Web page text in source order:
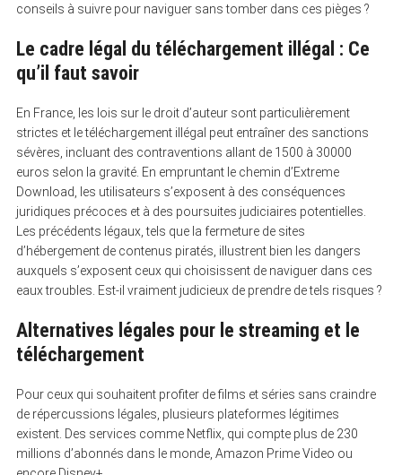
conseils à suivre pour naviguer sans tomber dans ces pièges ?
Le cadre légal du téléchargement illégal : Ce
qu’il faut savoir
En France, les lois sur le droit d’auteur sont particulièrement
strictes et le téléchargement illégal peut entraîner des sanctions
sévères, incluant des contraventions allant de 1500 à 30000
euros selon la gravité. En empruntant le chemin d’Extreme
Download, les utilisateurs s’exposent à des conséquences
juridiques précoces et à des poursuites judiciaires potentielles.
Les précédents légaux, tels que la fermeture de sites
d’hébergement de contenus piratés, illustrent bien les dangers
auxquels s’exposent ceux qui choisissent de naviguer dans ces
eaux troubles. Est-il vraiment judicieux de prendre de tels risques ?
Alternatives légales pour le streaming et le
téléchargement
Pour ceux qui souhaitent profiter de films et séries sans craindre
de répercussions légales, plusieurs plateformes légitimes
existent. Des services comme Netflix, qui compte plus de 230
millions d’abonnés dans le monde, Amazon Prime Video ou